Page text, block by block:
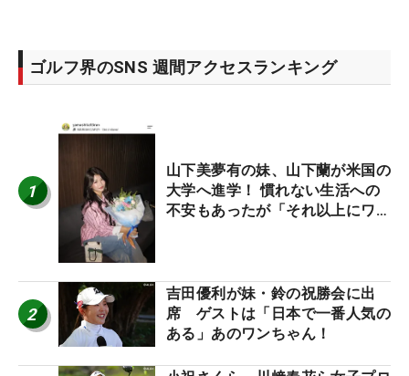
ゴルフ界のSNS 週間アクセスランキング
1
山下美夢有の妹、山下蘭が米国の
大学へ進学！ 慣れない生活への
不安もあったが「それ以上にワク
2
吉田優利が妹・鈴の祝勝会に出
席 ゲストは「日本で一番人気の
ある」あのワンちゃん！